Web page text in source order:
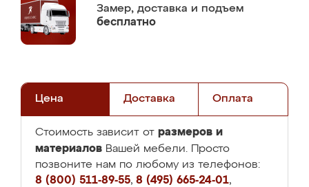
Замер, доставка и подъем
бесплатно
Цена Доставка Оплата
Стоимость зависит от размеров и
материалов Вашей мебели. Просто
позвоните нам по любому из телефонов:
8 (800) 511-89-55, 8 (495) 665-24-01,